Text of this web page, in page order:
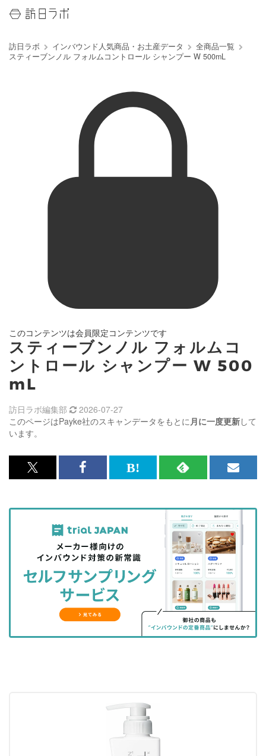
訪日ラボ インバウンド人気商品・お土産データ
全商品一覧
スティーブンノル フォルムコントロール シャンプー W 500mL
このコンテンツは会員限定コンテンツです
スティーブンノル フォルムコ
ントロール シャンプー W 500
mL
このページはPayke社のスキャンデータをもとに月に一度更新して
います。
訪日ラボ編集部 2026-07-27
x<br>
記
を
シ
ェ
る
Facebook<br>
記
事
を
シ
ェ
ア
す
る
は
な
ッ
ク
マ
に
RSS
記
事
を
購
読
す
る
メ
マ
ガ
登
録
す
る